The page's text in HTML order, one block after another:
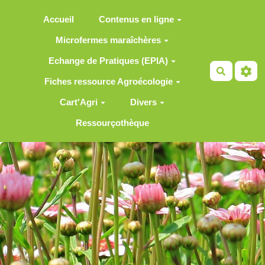
Accueil Contenus en ligne
Microfermes maraîchères
Echange de Pratiques (EPIA)
Fiches ressource Agroécologie
Cart'Agri Divers
Ressourçothèque